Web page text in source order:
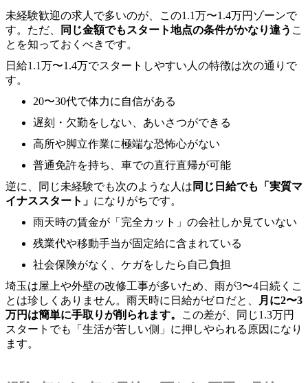
未経験歓迎の求人で多いのが、この1.1万〜1.4万円ゾーンで
す。ただ、
同じ金額でもスタート地点の条件がかなり違う こ
とを知っておくべきです。
日給1.1万〜1.4万でスタートしやすい人の特徴は次の通りで
す。
20〜30代で体力に自信がある
遅刻・欠勤をしない、あいさつができる
高所や脚立作業に極端な恐怖心がない
普通免許を持ち、車での直行直帰が可能
逆に、同じ未経験でも次のような人は 同じ日給でも「実質マ
イナススタート」 になりがちです。
雨天時の賃金が「完全カット」の会社しか見ていない
残業代や移動手当が固定給に含まれている
社会保険がなく、ケガをしたら自己負担
埼玉は屋上や外壁の改修工事が多いため、雨が3〜4日続くこ
とは珍しくありません。雨天時に日給がゼロだと、
月に2〜3
万円は簡単に手取りが削られます。
この差が、同じ1.3万円
スタートでも「生活が苦しい側」に押しやられる原因になり
ます。